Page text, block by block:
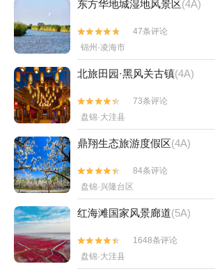
东方华地城湿地风景区(4A)


47条评论
锦州·凌海市
北旅田园·黑风关古镇(4A)


73条评论
盘锦·大洼县
鼎翔生态旅游度假区(4A)


84条评论
盘锦·兴隆台区
红海滩国家风景廊道(5A)


1648条评论
盘锦·大洼县